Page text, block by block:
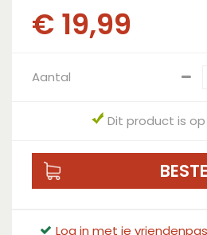
€19,99
Aantal
Dit product is
Log in met je